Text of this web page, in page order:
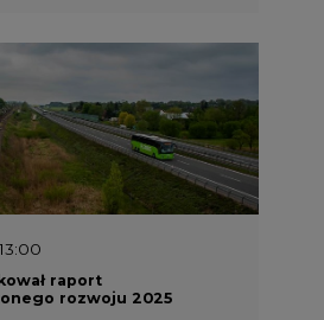
raport
rozwoju 2025